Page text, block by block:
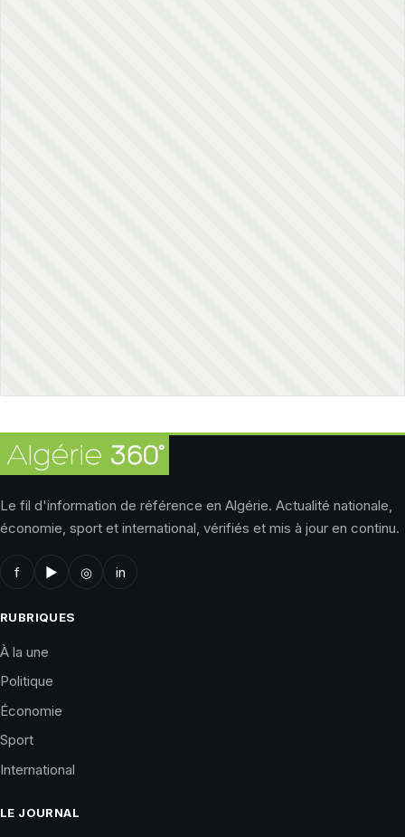
Le fil d'information de référence en Algérie. Actualité nationale,
économie, sport et international, vérifiés et mis à jour en continu.
f ▶ ◎ in
RUBRIQUES
À la une
Politique
Économie
Sport
International
LE JOURNAL